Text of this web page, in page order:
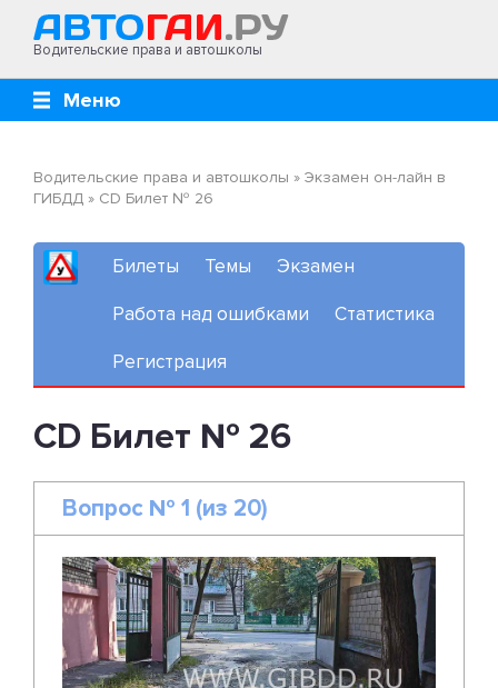
Водительские права и автошколы
Меню
Водительские права и автошколы » Экзамен он-лайн в
ГИБДД » CD Билет № 26
Билеты Темы Экзамен
Работа над ошибками Статистика
Регистрация
CD Билет № 26
Вопрос № 1 (из 20)